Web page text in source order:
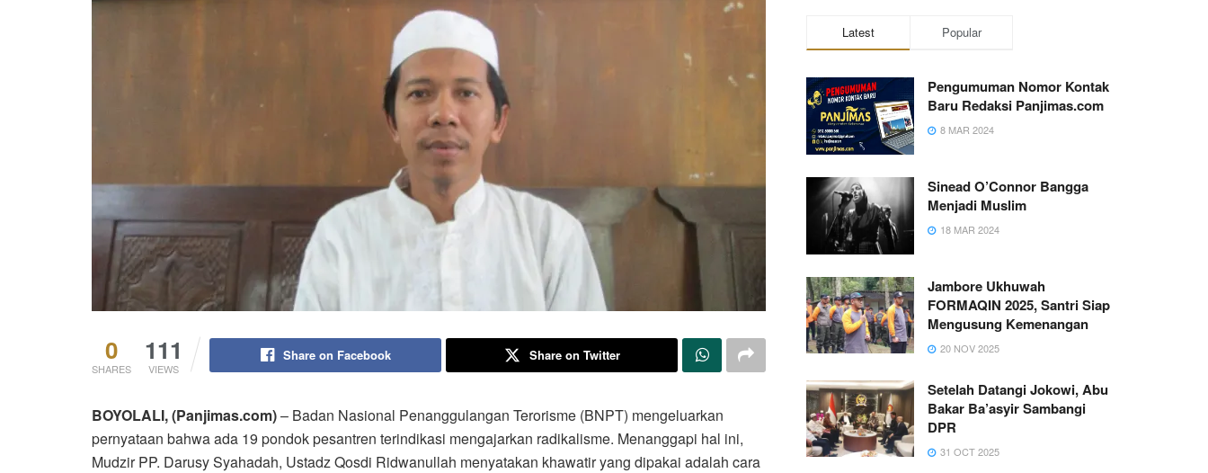
0
SHARES
111
VIEWS
Share on Facebook Share on Twitter
BOYOLALI, (Panjimas.com)– Badan Nasional Penanggulangan Terorisme (BNPT) mengeluarkan
pernyataan bahwa ada 19 pondok pesantren terindikasi mengajarkan radikalisme. Menanggapi hal ini,
Mudzir PP. Darusy Syahadah, Ustadz Qosdi Ridwanullah menyatakan khawatir yang dipakai adalah cara
Latest Popular
Pengumuman Nomor Kontak
Baru Redaksi Panjimas.com
8 MAR 2024
Sinead O’Connor Bangga
Menjadi Muslim
18 MAR 2024
Jambore Ukhuwah
FORMAQIN 2025, Santri Siap
Mengusung Kemenangan
20 NOV 2025
Setelah Datangi Jokowi, Abu
Bakar Ba’asyir Sambangi
DPR
31 OCT 2025